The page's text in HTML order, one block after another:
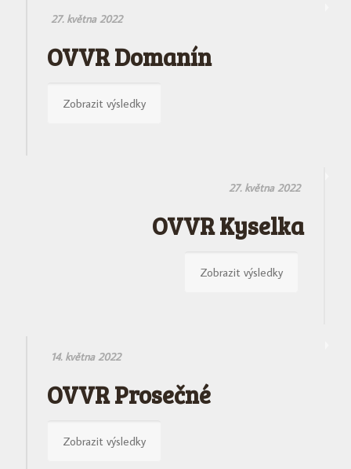
27. května 2022
OVVR Domanín
Zobrazit výsledky
27. května 2022
OVVR Kyselka
Zobrazit výsledky
14. května 2022
OVVR Prosečné
Zobrazit výsledky